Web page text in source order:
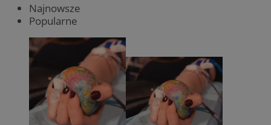
Najnowsze
Popularne